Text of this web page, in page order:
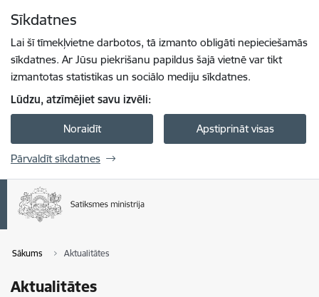
Sīkdatnes
Lai šī tīmekļvietne darbotos, tā izmanto obligāti nepieciešamās
sīkdatnes. Ar Jūsu piekrišanu papildus šajā vietnē var tikt
izmantotas statistikas un sociālo mediju sīkdatnes.
Lūdzu, atzīmējiet savu izvēli:
Noraidīt Apstiprināt visas
Pārvaldīt sīkdatnes
Sākums Aktualitātes
Aktualitātes